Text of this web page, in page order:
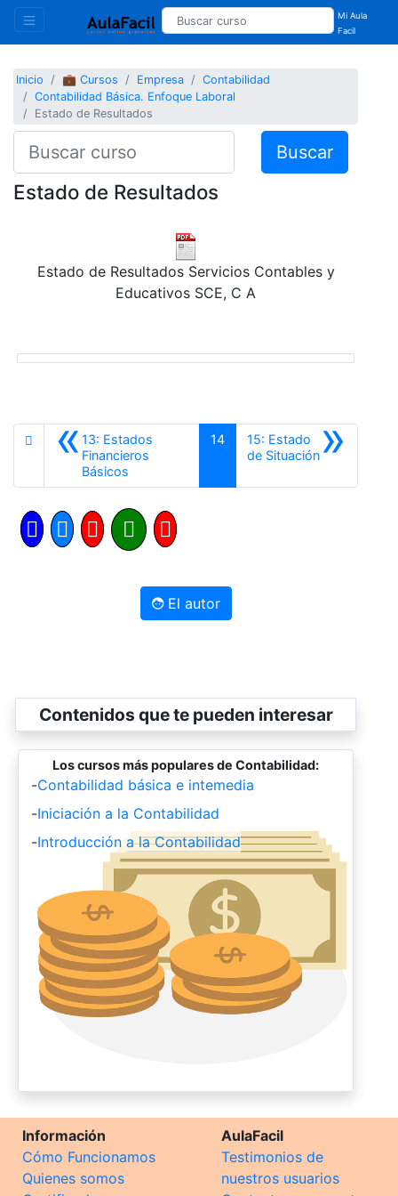
Mi Aula
Facil
Inicio 💼 Cursos Empresa
Contabilidad
Contabilidad Básica. Enfoque Laboral
Estado de Resultados
Buscar
Estado de Resultados
Estado de Resultados Servicios Contables y
Educativos SCE, C A
«13: Estados
Financieros
Básicos
14 »
15: Estado
de SituaciónSiguiente
El autor
Contenidos que te pueden interesar
Los cursos más populares de Contabilidad:
-Contabilidad básica e intemedia
-Iniciación a la Contabilidad
-Introducción a la Contabilidad
Información
Cómo Funcionamos
Quienes somos
AulaFacil
Testimonios de
nuestros usuarios